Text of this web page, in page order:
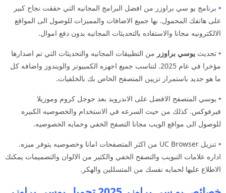
• برنامج يو سي براوزر من افضل البرامج المجانيه التي حققت نجاح كبير
على هاتفك المحمول. بها جميع الاضافات والمميزات للوصول الى المواقع
الالكترونيه مجانا والاستفاده بالتحديثات المجانيه بدون دفع اموال.
• تحديث يوسي براوزر من التطبيقات المجانيه والتحديثات التي تم اصدارها
مؤخرا في عام 2025. لتناسب جميع اجهزه الكمبيوتر والويندوز واضافه كل
ما هو جديد باستمرار تزيين المتصفح الخاص بك بالخلفيات.
• يوسي المتصفح الافضل على الاندرويد بعد جوجل كروم وموزيلا
فيرفوكس. كذلك من حيث السرعه في الاستخدام والخصوصيه الكبيره
للوصول الى مواقع الويب مجانا التصفح الخفي وحمايه الخصوصيه.
•
تنزيل UC Browser من اكثر المتصفحات امانا وخصوصيه يتوفر ميزه.
اداره علامات التبويب والتصفح الخفي والكثير من الالوان والتصميمات يمكنك
الاطلاع عليها لحمايه نفسك من المتسللين والهكر.